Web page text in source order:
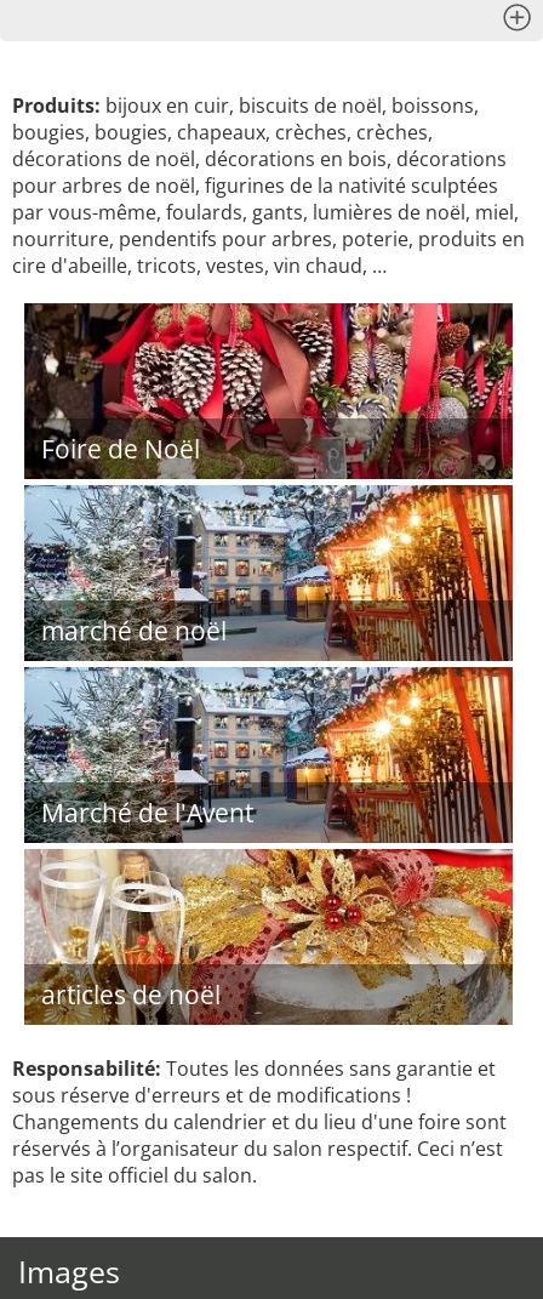
Produits: bijoux en cuir, biscuits de noël, boissons,
bougies, bougies, chapeaux, crèches, crèches,
décorations de noël, décorations en bois, décorations
pour arbres de noël, figurines de la nativité sculptées
par vous-même, foulards, gants, lumières de noël, miel,
nourriture, pendentifs pour arbres, poterie, produits en
cire d'abeille, tricots, vestes, vin chaud, …
Foire de Noël
marché de noël
Marché de l'Avent
articles de noël
Responsabilité: Toutes les données sans garantie et
sous réserve d'erreurs et de modifications !
Changements du calendrier et du lieu d'une foire sont
réservés à l’organisateur du salon respectif. Ceci n’est
pas le site officiel du salon.
Images